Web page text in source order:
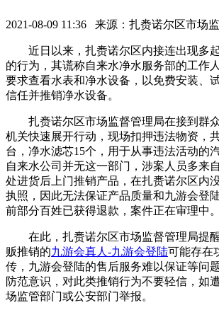
2021-08-09 11:36 来源：扎赉诺尔区市场
近日以来，扎赉诺尔区内接连出现多
的行为，其谎称自来水净水服务部的工作
要求查看水表和净水设备，以免费安装、
信任并推销净水设备。
扎赉诺尔区市场监督管理局在接到群
机关快速展开行动，现场扣押违法物资，
台，净水滤芯15个，用于从事违法活动的
自来水公司并无这一部门，涉案人员多来
处进货后上门推销产品，在扎赉诺尔区内
执照，因此无法保证产品质量和九游会登
前部分百姓已获得退款，案件正在审理中。
在此，扎赉诺尔区市场监督管理局提
贩推销的九游会真人-九游会登陆可能存在
传，九游会登陆的售后服务难以保证等问
防范意识，对此类推销行为不要轻信，如
场监管部门或公安部门举报。